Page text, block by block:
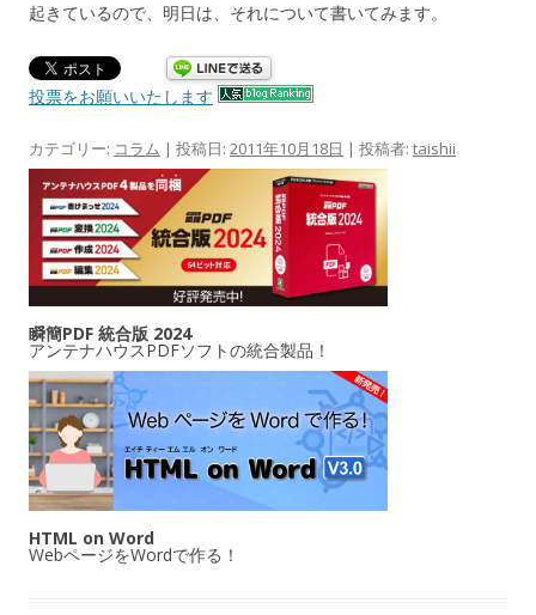
起きているので、明日は、それについて書いてみます。
投票をお願いいたします
カテゴリー: コラム | 投稿日: 2011年10月18日 | 投稿者: taishii
瞬簡PDF 統合版 2024
アンテナハウスPDFソフトの統合製品！
HTML on Word
WebページをWordで作る！